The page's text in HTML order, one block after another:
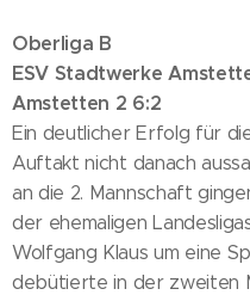
Oberliga B
ESV Stadtwerke
Amstetten 2 6:2
Ein deutlicher Erfolg für
Auftakt nicht danach
an die 2. Mannschaft
der ehemaligen
Wolfgang Klaus um eine
debütierte in der zweiten